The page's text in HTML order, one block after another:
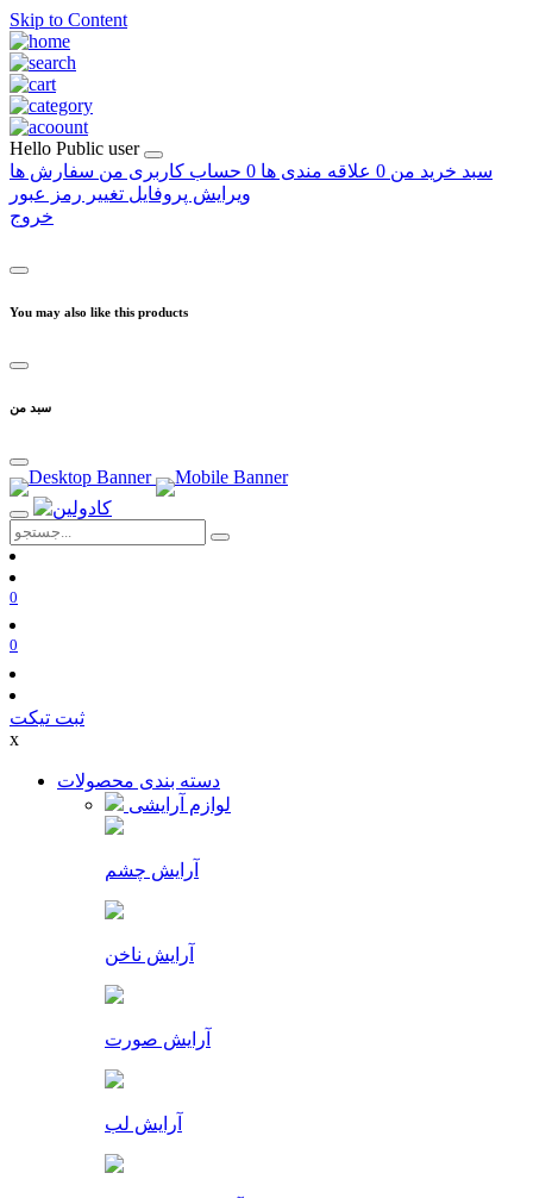
Skip to Content
Hello Public user
سبد خرید من 0 علاقه مندی ها 0 حساب کاربری من سفارش ها
ویرایش پروفایل تغییر رمز عبور
خروج
You may also like this products
سبد من
0
0
ثبت تیکت
x
دسته بندی محصولات
لوازم آرایشی
آرایش چشم
آرایش ناخن
آرایش صورت
آرایش لب